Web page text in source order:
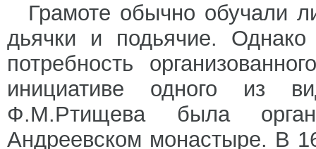
Грамоте обычно обучали
дьячки и подьячие.
потребность
инициативе одного из
Ф.М.Ртищева была
Андреевском монастыре. В